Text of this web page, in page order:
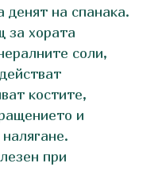
денят на спанака.
за хората
соли,
костите,
и
при